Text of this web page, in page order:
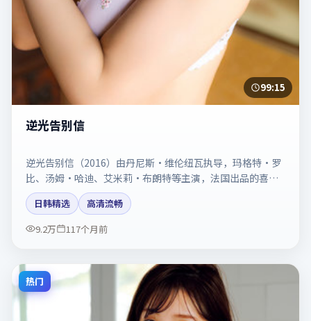
99:15
逆光告别信
逆光告别信（2016）由丹尼斯·维伦纽瓦执导，玛格特·罗
比、汤姆·哈迪、艾米莉·布朗特等主演，法国出品的喜剧
类型影片。动作场面与情感戏比例拿捏得当。剧情简介与主
创信息可供检索参考，上映日期以片方资料为准。
日韩精选
高清流畅
9.2万
117个月前
热门